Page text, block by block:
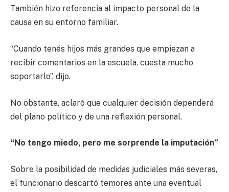
También hizo referencia al impacto personal de la
causa en su entorno familiar.
“Cuando tenés hijos más grandes que empiezan a
recibir comentarios en la escuela, cuesta mucho
soportarlo”, dijo.
No obstante, aclaró que cualquier decisión dependerá
del plano político y de una reflexión personal.
“No tengo miedo, pero me sorprende la imputación”
Sobre la posibilidad de medidas judiciales más severas,
el funcionario descartó temores ante una eventual